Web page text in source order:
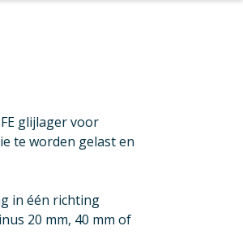
glijlager voor
te worden gelast en
in één richting
20 mm, 40 mm of